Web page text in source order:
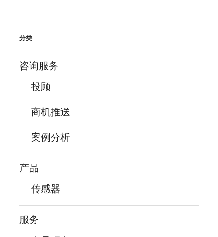
分类
咨询服务
投顾
商机推送
案例分析
产品
传感器
服务